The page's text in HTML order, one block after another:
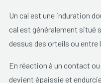
Un cal est une induration
cal est généralement situé
dessus des orteils ou entre
En réaction à un contact
devient épaissie et